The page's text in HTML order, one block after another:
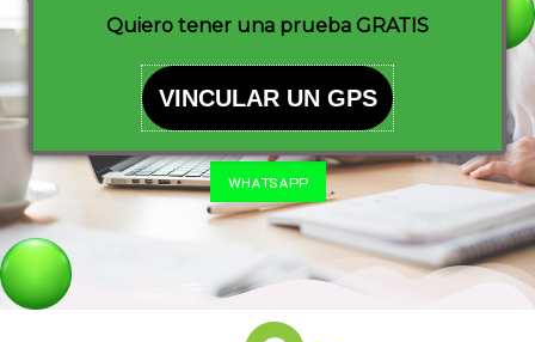
Quiero tener una prueba GRATIS
VINCULAR UN GPS
Contáctanos
WHATSAPP